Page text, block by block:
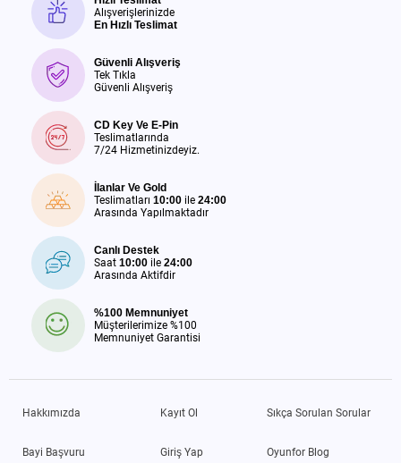
Alışverişlerinizde
En Hızlı Teslimat
Güvenli Alışveriş
Tek Tıkla
Güvenli Alışveriş
CD Key Ve E-Pin
Teslimatlarında
7/24 Hizmetinizdeyiz.
İlanlar Ve Gold
Teslimatları 10:00 ile 24:00
Arasında Yapılmaktadır
Canlı Destek
Saat 10:00 ile 24:00
Arasında Aktifdir
%100 Memnuniyet
Müşterilerimize %100
Memnuniyet Garantisi
Hakkımızda
Bayi Başvuru
Kayıt Ol
Giriş Yap
Sıkça Sorulan Sorular
Oyunfor Blog